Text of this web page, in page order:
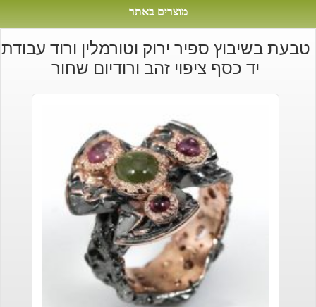
מוצרים באתר
טבעת בשיבוץ ספיר ירוק וטורמלין ורוד עבודת
יד כסף ציפוי זהב ורודיום שחור